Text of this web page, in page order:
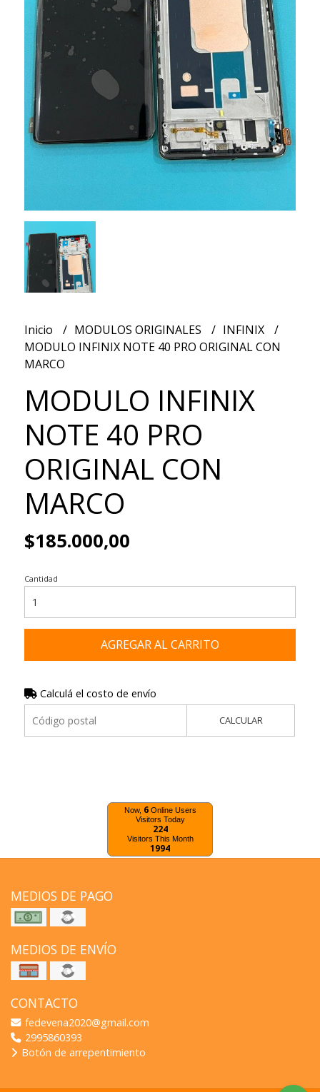
Inicio MODULOS ORIGINALES
INFINIX
MODULO INFINIX NOTE 40 PRO ORIGINAL CON
MARCO
MODULO INFINIX
NOTE 40 PRO
ORIGINAL CON
MARCO
$185.000,00
Cantidad
AGREGAR AL CARRITO
Calculá el costo de envío
CALCULAR
Now, 6Online Users
Visitors Today
224
Visitors This Month
1994
MEDIOS DE PAGO
MEDIOS DE ENVÍO
CONTACTO
fedevena2020@gmail.com
2995860393
Botón de arrepentimiento